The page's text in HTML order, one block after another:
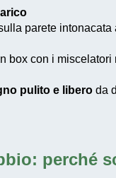
parete intonacata
box con i miscelatori
pulito e libero da
: perché